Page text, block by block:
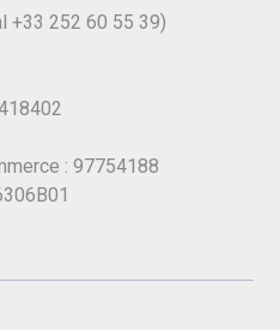
+33 252 60 55 39)
: 97754188